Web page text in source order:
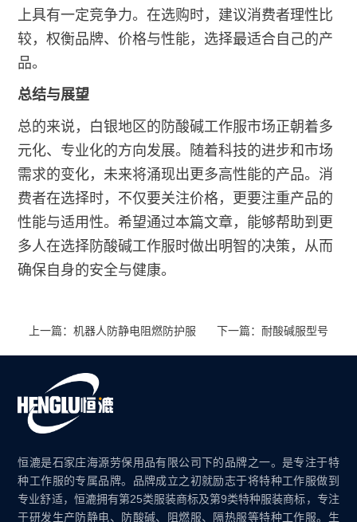
上具有一定竞争力。在选购时，建议消费者理性比
较，权衡品牌、价格与性能，选择最适合自己的产
品。
总结与展望
总的来说，白银地区的防酸碱工作服市场正朝着多
元化、专业化的方向发展。随着科技的进步和市场
需求的变化，未来将涌现出更多高性能的产品。消
费者在选择时，不仅要关注价格，更要注重产品的
性能与适用性。希望通过本篇文章，能够帮助到更
多人在选择防酸碱工作服时做出明智的决策，从而
确保自身的安全与健康。
上一篇：机器人防静电阻燃防护服 下一篇：耐酸碱服型号
恒漉是石家庄海源劳保用品有限公司下的品牌之一。是专注于特
种工作服的专属品牌。品牌成立之初就励志于将特种工作服做到
专业舒适，恒漉拥有第25类服装商标及第9类特种服装商标，专注
于研发生产防静电、防酸碱、阻燃服、隔热服等特种工作服。生